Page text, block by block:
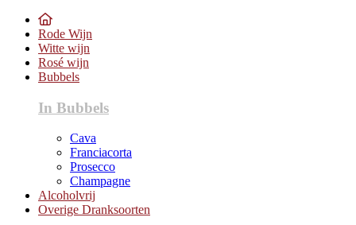
Rode Wijn
Witte wijn
Rosé wijn
Bubbels
In Bubbels
Cava
Franciacorta
Prosecco
Champagne
Alcoholvrij
Overige Dranksoorten